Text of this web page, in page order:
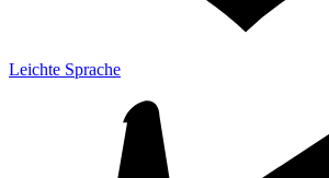
Leichte Sprache